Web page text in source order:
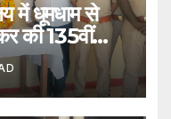
में धूमधाम से
की 135वीं